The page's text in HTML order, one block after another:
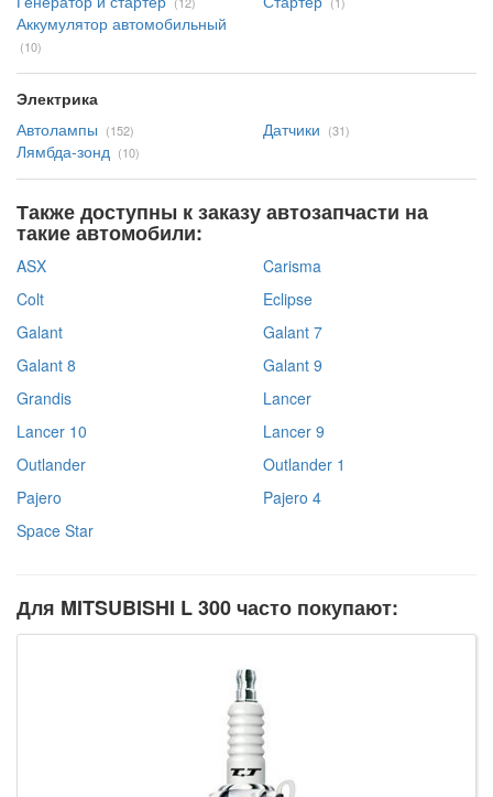
Аккумулятор автомобильный
(10)
Электрика
Автолампы (152) Датчики (31)
Лямбда-зонд (10)
Также доступны к заказу автозапчасти на
такие автомобили:
ASX
Carisma
Colt
Eclipse
Galant
Galant 7
Galant 8
Galant 9
Grandis
Lancer
Lancer 10
Lancer 9
Outlander
Outlander 1
Pajero
Pajero 4
Space Star
Для MITSUBISHI L 300 часто покупают: